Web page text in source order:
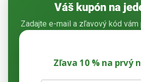
Váš kupón na
Zadajte e-mail a zľavový kód vám
Zľava 10 % na prvý